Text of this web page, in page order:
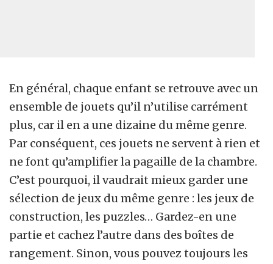
En général, chaque enfant se retrouve avec un
ensemble de jouets qu’il n’utilise carrément
plus, car il en a une dizaine du même genre.
Par conséquent, ces jouets ne servent à rien et
ne font qu’amplifier la pagaille de la chambre.
C’est pourquoi, il vaudrait mieux garder une
sélection de jeux du même genre : les jeux de
construction, les puzzles… Gardez-en une
partie et cachez l’autre dans des boîtes de
rangement. Sinon, vous pouvez toujours les